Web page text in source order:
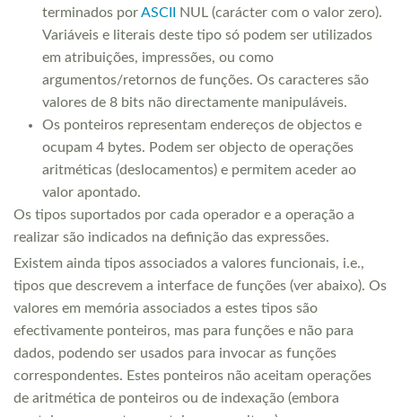
terminados porASCII
NUL (carácter com o valor zero).
Variáveis e literais deste tipo só podem ser utilizados
em atribuições, impressões, ou como
argumentos/retornos de funções. Os caracteres são
valores de 8 bits não directamente manipuláveis.
Os ponteiros representam endereços de objectos e
ocupam 4 bytes. Podem ser objecto de operações
aritméticas (deslocamentos) e permitem aceder ao
valor apontado.
Os tipos suportados por cada operador e a operação a
realizar são indicados na definição das expressões.
Existem ainda tipos associados a valores funcionais, i.e.,
tipos que descrevem a interface de funções (ver abaixo). Os
valores em memória associados a estes tipos são
efectivamente ponteiros, mas para funções e não para
dados, podendo ser usados para invocar as funções
correspondentes. Estes ponteiros não aceitam operações
de aritmética de ponteiros ou de indexação (embora